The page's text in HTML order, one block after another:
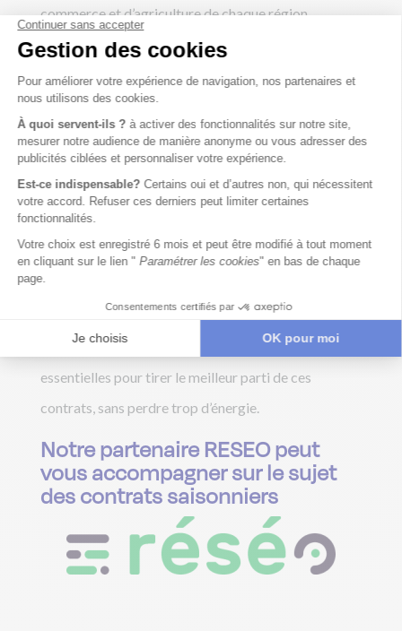
commerce et d’agriculture de chaque région.
Le contrat saisonnier est une solution flexible
adaptée aux variations d’activité qui répond
parfaitement aux besoins des entreprises
saisonnières. Toutefois, il est important de bien en
connaître les spécificités pour éviter tout
malentendu ou contentieux.
En tant qu’employeur, une bonne préparation et une
connaissance approfondie du cadre légal sont
essentielles pour tirer le meilleur parti de ces
contrats, sans perdre trop d’énergie.
Notre partenaire RESEO peut
vous accompagner sur le sujet
des contrats saisonniers